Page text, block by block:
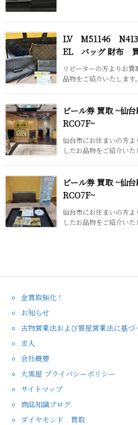
LV M51146
EL バッグ 財布
リピーターの方よりお
品物をご紹介いたします
ビール券 買取 ~仙
RCO7F~
仙台市にお住まいの方
したお品物をご紹介いた
ビール券 買取 ~仙
RCO7F~
仙台市にお住まいの方
したお品物をご紹介いた
金買取強化！
お知らせ
古物営業法および質屋営業法に基づ
求人
会社概要
大黒屋 プライバシーポリシー
サイトマップ
商品知識ブログ
ダイヤモンド 買取